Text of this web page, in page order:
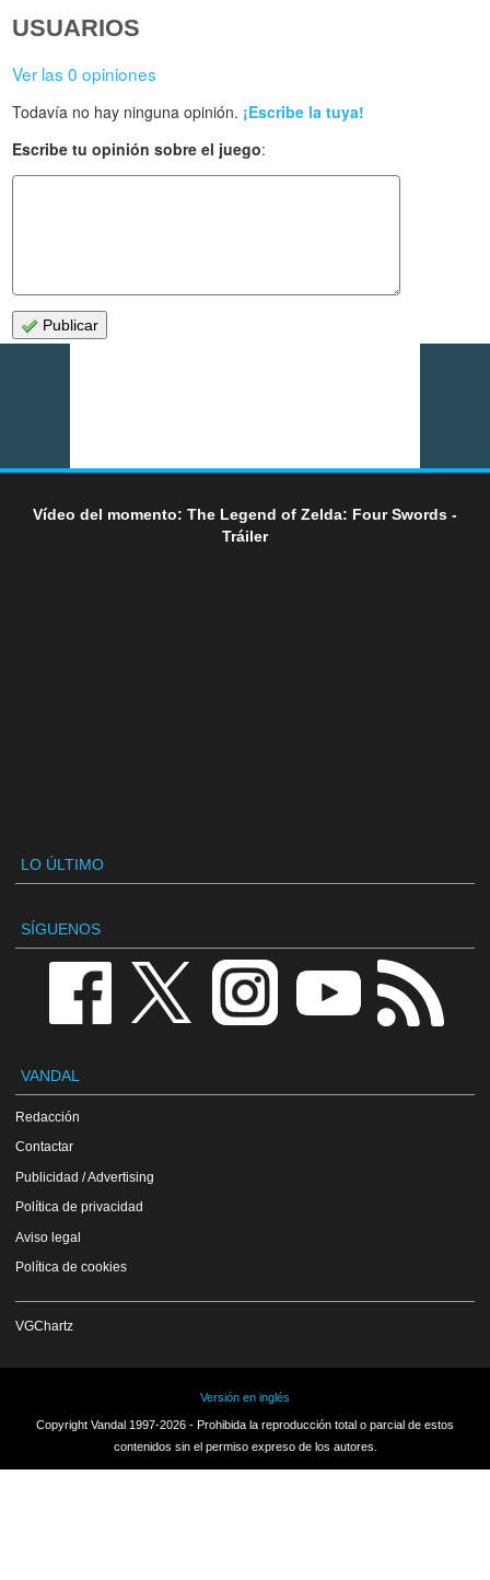
USUARIOS
Ver las 0 opiniones
Todavía no hay ninguna opinión. ¡Escribe la tuya!
Escribe tu opinión sobre el juego:
Publicar
Vídeo del momento: The Legend of Zelda: Four Swords -
Tráiler
LO ÚLTIMO
SÍGUENOS
VANDAL
Redacción
Contactar
Publicidad / Advertising
Política de privacidad
Aviso legal
Política de cookies
VGChartz
Versión en inglés
Copyright Vandal 1997-2026 - Prohibida la reproducción total o parcial de estos
contenidos sin el permiso expreso de los autores.